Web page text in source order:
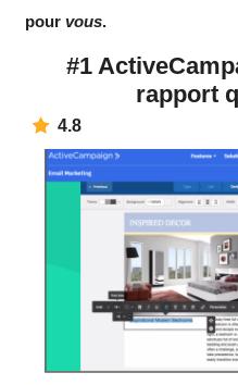
pour vous.
#1
rapport
4.8